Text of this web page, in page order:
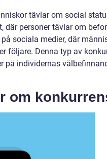
tävlar om social
där personer tävlar om
sociala medier, där
följare. Denna typ av
på individernas
om